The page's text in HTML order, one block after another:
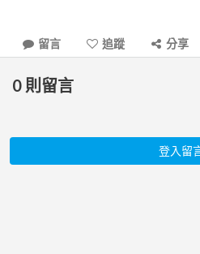
留言 追蹤 分享
0 則留言
登入留